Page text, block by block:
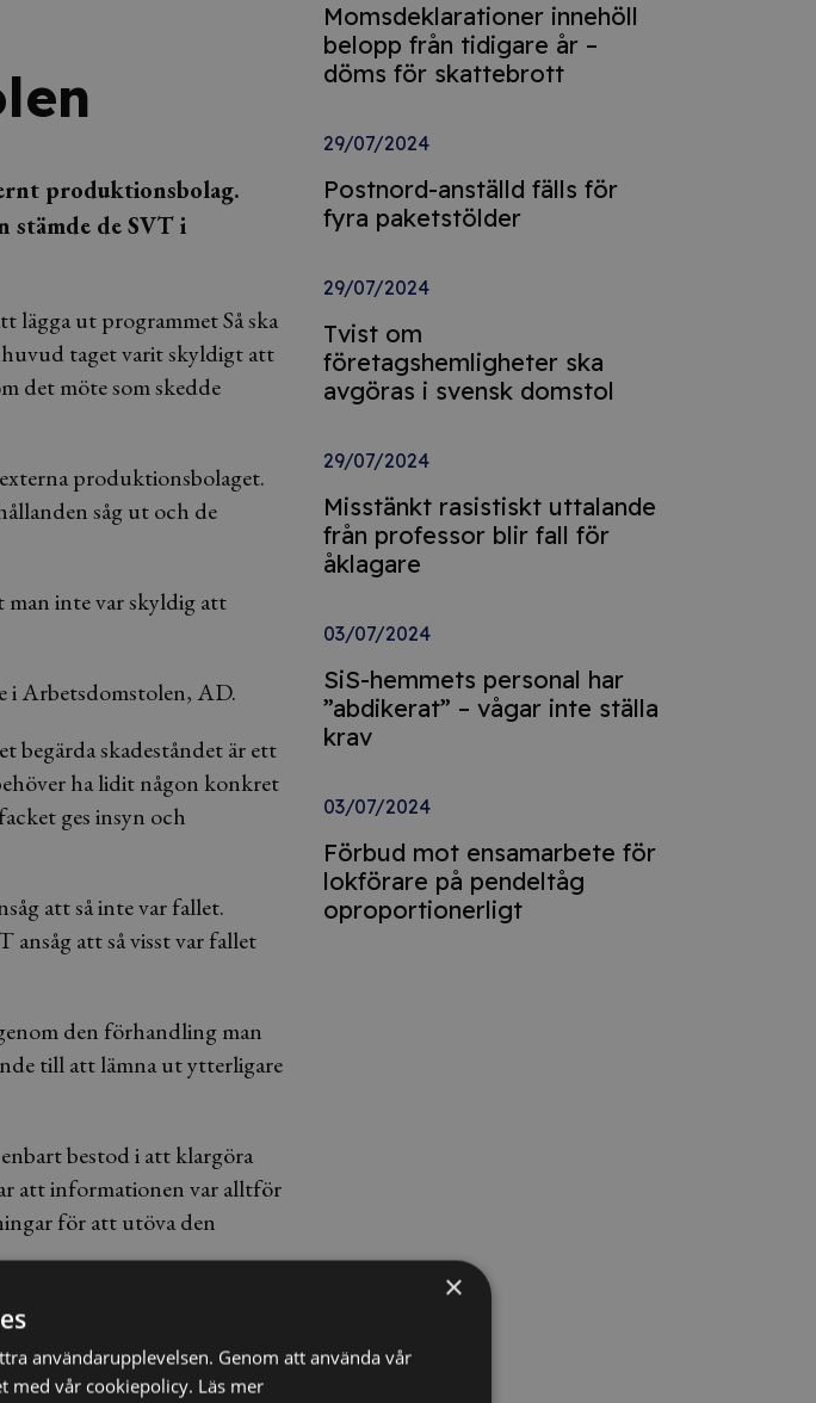
produktionsbolag.
de SVT i
lägga ut programmet Så ska
taget varit skyldigt att
det möte som skedde
produktionsbolaget.
såg ut och de
inte var skyldig att
i Arbetsdomstolen, AD.
begärda skadeståndet är ett
ha lidit någon konkret
ges insyn och
att så inte var fallet.
att så visst var fallet
den förhandling man
till att lämna ut ytterligare
bestod i att klargöra
att informationen var alltför
för att utöva den
AD ändå att SVT så
Momsdeklarationer innehöll
belopp från tidigare år –
döms för skattebrott
29/07/2024
Postnord-anställd fälls för
fyra paketstölder
29/07/2024
Tvist om
företagshemligheter ska
avgöras i svensk domstol
29/07/2024
Misstänkt rasistiskt uttalande
från professor blir fall för
åklagare
03/07/2024
SiS-hemmets personal har
”abdikerat” – vågar inte ställa
krav
03/07/2024
Förbud mot ensamarbete för
lokförare på pendeltåg
oproportionerligt
×
användarupplevelsen. Genom att använda vår
med vår cookiepolicy. Läs mer